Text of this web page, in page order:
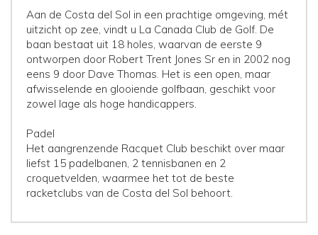
Aan de Costa del Sol in een prachtige omgeving, mét
uitzicht op zee, vindt u La Canada Club de Golf. De
baan bestaat uit 18 holes, waarvan de eerste 9
ontworpen door Robert Trent Jones Sr en in 2002 nog
eens 9 door Dave Thomas. Het is een open, maar
afwisselende en glooiende golfbaan, geschikt voor
zowel lage als hoge handicappers.
Padel
Het aangrenzende Racquet Club beschikt over maar
liefst 15 padelbanen, 2 tennisbanen en 2
croquetvelden, waarmee het tot de beste
racketclubs van de Costa del Sol behoort.